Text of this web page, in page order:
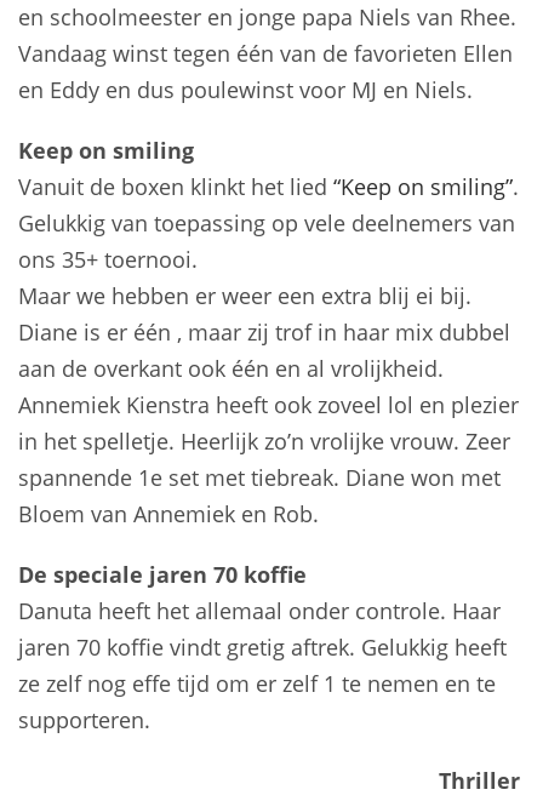
en schoolmeester en jonge papa Niels van Rhee.
Vandaag winst tegen één van de favorieten Ellen
en Eddy en dus poulewinst voor MJ en Niels.
Keep on smiling
Vanuit de boxen klinkt het lied “Keep on smiling”.
Gelukkig van toepassing op vele deelnemers van
ons 35+ toernooi.
Maar we hebben er weer een extra blij ei bij.
Diane is er één , maar zij trof in haar mix dubbel
aan de overkant ook één en al vrolijkheid.
Annemiek Kienstra heeft ook zoveel lol en plezier
in het spelletje. Heerlijk zo’n vrolijke vrouw. Zeer
spannende 1e set met tiebreak. Diane won met
Bloem van Annemiek en Rob.
De speciale jaren 70 koffie
Danuta heeft het allemaal onder controle. Haar
jaren 70 koffie vindt gretig aftrek. Gelukkig heeft
ze zelf nog effe tijd om er zelf 1 te nemen en te
supporteren.
Thriller